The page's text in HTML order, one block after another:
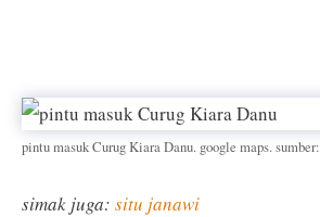
pintu masuk Curug Kiara Danu. google maps. sumber:
simak juga: situ janawi